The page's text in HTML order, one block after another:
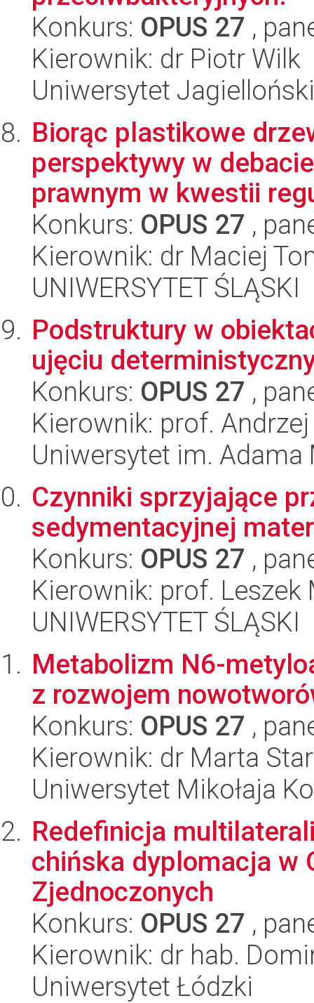
Konkurs: OPUS 27 ,
Kierownik: dr Piotr Wilk
Uniwersytet Jagielloński
Biorąc plastikowe
perspektywy w
prawnym w kwestii
Konkurs: OPUS 27 ,
Kierownik: dr Maciej
UNIWERSYTET ŚLĄSKI
Podstruktury w
ujęciu
Konkurs: OPUS 27 ,
Kierownik: prof.
Uniwersytet im.
Czynniki sprzyjające
sedymentacyjnej
Konkurs: OPUS 27 ,
Kierownik: prof.
UNIWERSYTET ŚLĄSKI
Metabolizm N6-
z rozwojem
Konkurs: OPUS 27 ,
Kierownik: dr Marta
Uniwersytet Mikołaja
Redefinicja
chińska dyplomacja w
Zjednoczonych
Konkurs: OPUS 27 ,
Kierownik: dr hab.
Uniwersytet Łódzki